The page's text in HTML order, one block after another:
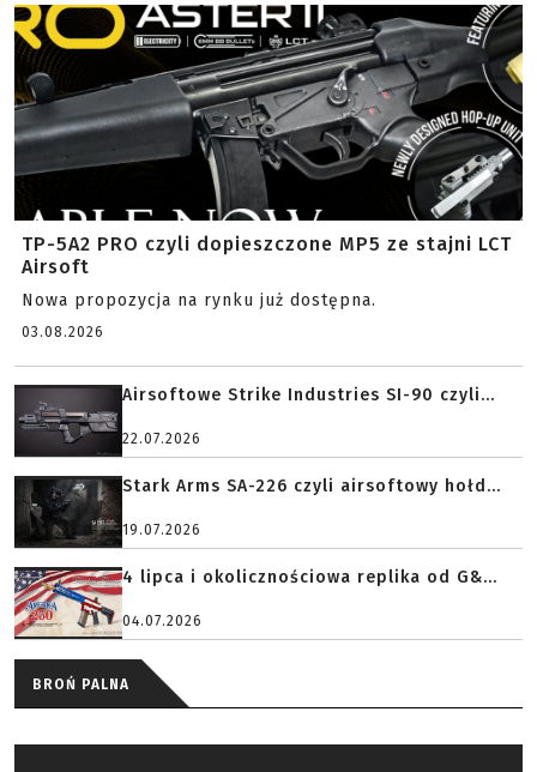
TP-5A2 PRO czyli dopieszczone MP5 ze stajni LCT
Airsoft
Nowa propozycja na rynku już dostępna.
03.08.2026
Airsoftowe Strike Industries SI-90 czyli...
22.07.2026
Stark Arms SA-226 czyli airsoftowy hołd...
19.07.2026
4 lipca i okolicznościowa replika od G&...
04.07.2026
BROŃ PALNA